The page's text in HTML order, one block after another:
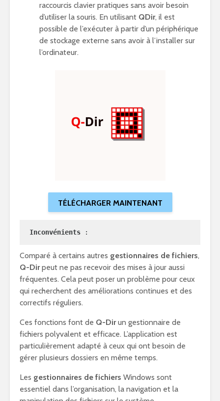
raccourcis clavier pratiques sans avoir besoin
d’utiliser la souris. En utilisant QDir, il est
possible de l’exécuter à partir d’un périphérique
de stockage externe sans avoir à l’installer sur
l’ordinateur.
TÉLÉCHARGER MAINTENANT
Inconvénients :
Comparé à certains autres gestionnaires de fichiers,
Q-Dirpeut ne pas recevoir des mises à jour aussi
fréquentes. Cela peut poser un problème pour ceux
qui recherchent des améliorations continues et des
correctifs réguliers.
Ces fonctions font de Q-Dirun gestionnaire de
fichiers polyvalent et efficace. L’application est
particulièrement adapté à ceux qui ont besoin de
gérer plusieurs dossiers en même temps.
Les gestionnaires de fichiers Windows sont
essentiel dans l’organisation, la navigation et la